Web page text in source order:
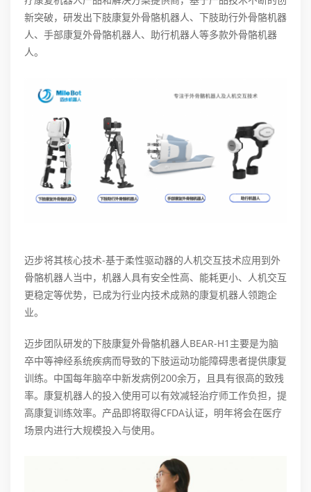
新突破，研发出下肢康复外骨骼机器人、下肢助行外骨骼机器
人、手部康复外骨骼机器人、助行机器人等多款外骨骼机器
人。
迈步将其核心技术-基于柔性驱动器的人机交互技术应用到外
骨骼机器人当中，机器人具有安全性高、能耗更小、人机交互
更稳定等优势，已成为行业内技术成熟的康复机器人领跑企
业。
迈步团队研发的下肢康复外骨骼机器人BEAR-H1主要是为脑
卒中等神经系统疾病而导致的下肢运动功能障碍患者提供康复
训练。中国每年脑卒中新发病例200余万，且具有很高的致残
率。康复机器人的投入使用可以有效减轻治疗师工作负担，提
高康复训练效率。产品即将取得CFDA认证，明年将会在医疗
场景内进行大规模投入与使用。